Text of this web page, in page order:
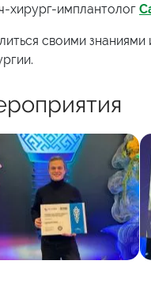
хирург-имплантолог
своими